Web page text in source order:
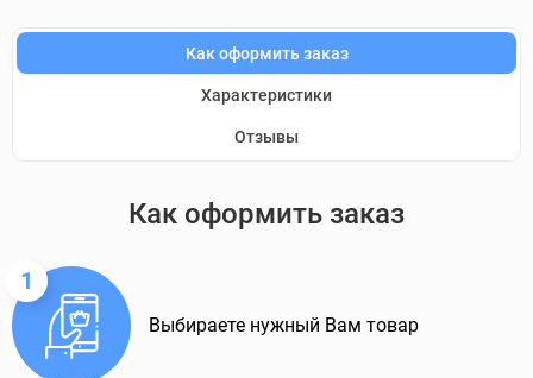
Как оформить заказ
Характеристики
Отзывы
Как оформить заказ
1
Выбираете нужный Вам товар